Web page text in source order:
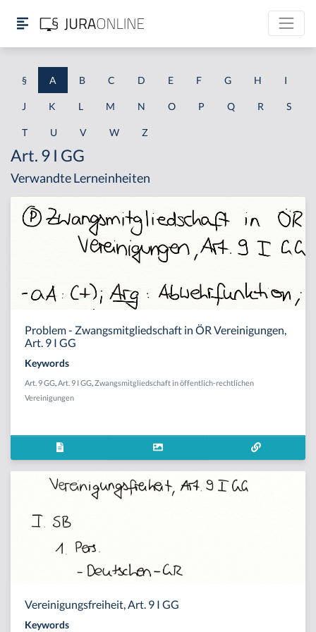
§ A B C D E F G H I
J K L M N O P Q R S
T U V W Z
Art. 9 I GG
Verwandte Lerneinheiten
Problem - Zwangsmitgliedschaft in ÖR Vereinigungen,
Art. 9 I GG
Keywords
Art. 9 GG Art. 9 I GG Zwangsmitgliedschaft in öffentlich-rechtlichen
Vereinigungen
Vereinigungsfreiheit, Art. 9 I GG
Keywords